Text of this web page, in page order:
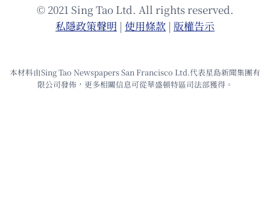
© 2021 Sing Tao Ltd. All rights reserved.
私隱政策聲明 | 使⽤條款 | 版權告⽰
本材料由Sing Tao Newspapers San Francisco Ltd.代表星島新聞集團有
限公司發佈，更多相關信息可從華盛頓特區司法部獲得。